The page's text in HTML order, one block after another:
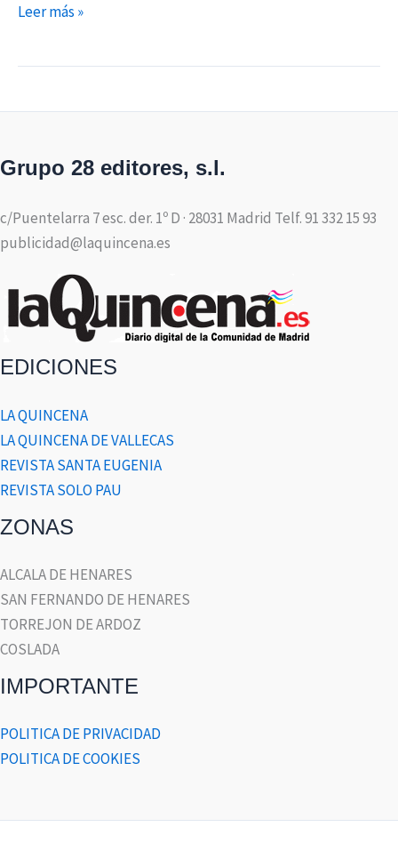
Leer más »
Grupo 28 editores, s.l.
c/Puentelarra 7 esc. der. 1º D · 28031 Madrid Telf. 91 332 15 93
publicidad@laquincena.es
EDICIONES
LA QUINCENA
LA QUINCENA DE VALLECAS
REVISTA SANTA EUGENIA
REVISTA SOLO PAU
ZONAS
ALCALA DE HENARES
SAN FERNANDO DE HENARES
TORREJON DE ARDOZ
COSLADA
IMPORTANTE
POLITICA DE PRIVACIDAD
POLITICA DE COOKIES